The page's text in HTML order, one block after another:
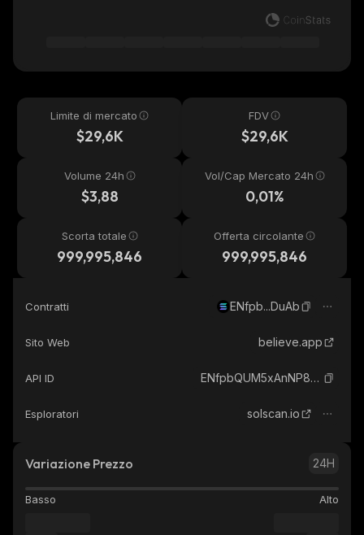
Limite di mercato
$29,6K
FDV
$29,6K
Volume 24h
$3,88
Vol/Cap Mercato 24h
0,01%
Scorta totale
999,995,846
Offerta circolante
999,995,846
Contratti ENfpb...DuAb
Sito Web believe.app
API ID ENfpbQUM5xAnNP8ecyEQGFJ6KwbuPjMwv7ZjR29cDuAb_solana
Esploratori solscan.io
Variazione Prezzo 24H
Basso Alto